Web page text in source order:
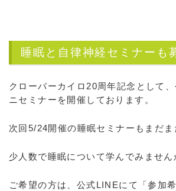
睡眠と自律神経セミナーも
クローバーカイロ20周年記念として、
ニセミナーを開催しております。
次回5/24開催の睡眠セミナーもまだま
少人数で睡眠について学んでみません
ご希望の方は、公式LINEにて「参加